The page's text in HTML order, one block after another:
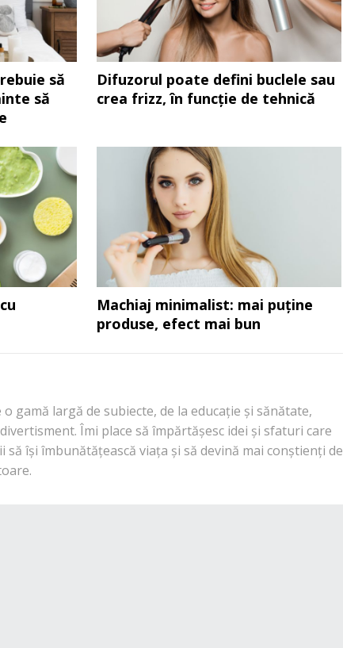
să
să
Difuzorul poate defini buclele sau
crea frizz, în funcție de tehnică
Machiaj minimalist: mai puține
produse, efect mai bun
gamă largă de subiecte, de la educație și sănătate,
Îmi place să împărtășesc idei și sfaturi care
să își îmbunătățească viața și să devină mai conștienți de